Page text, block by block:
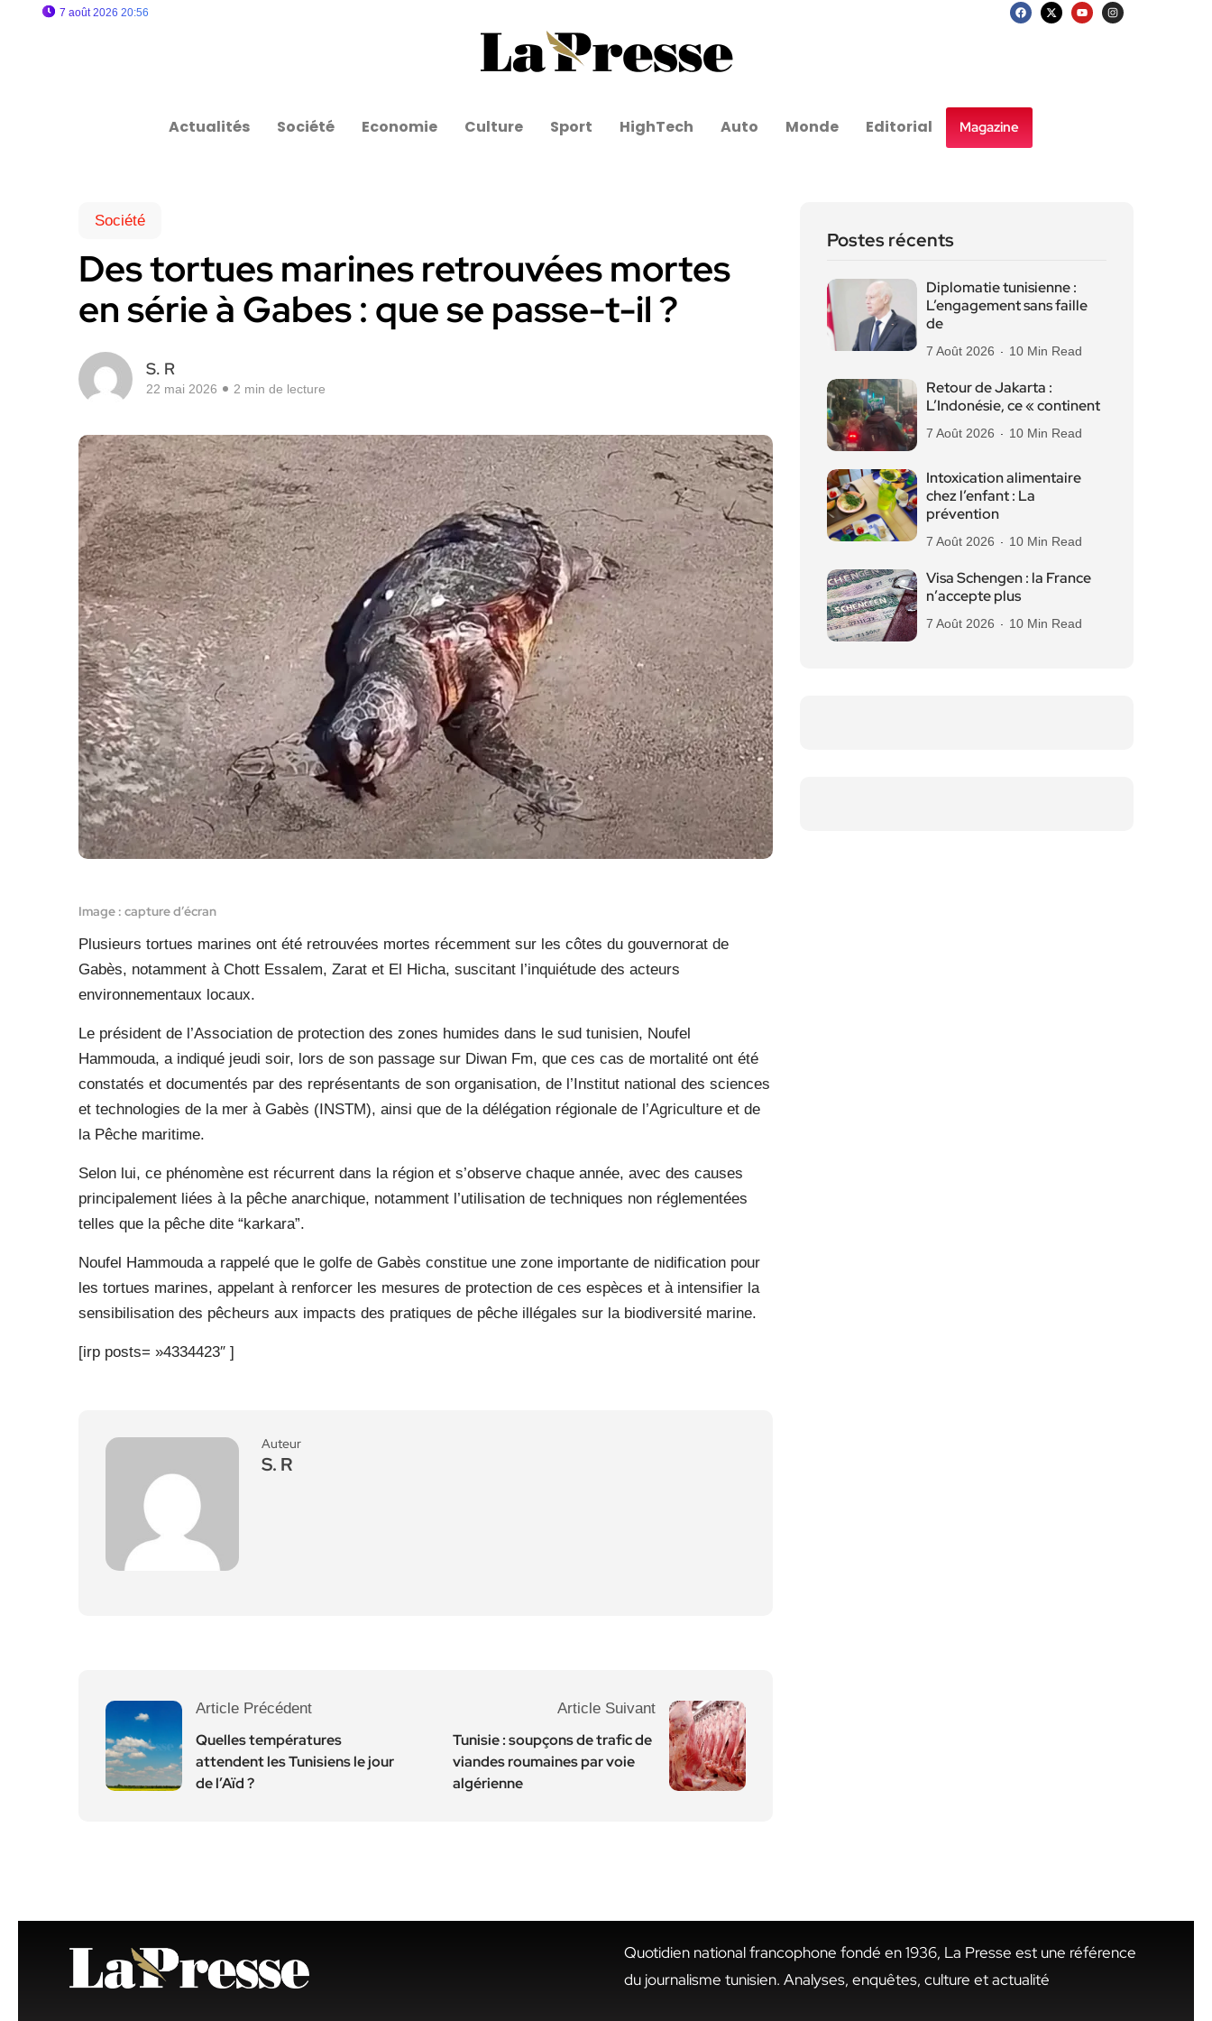
7 août 2026 20:56
Actualités Société Economie Culture Sport HighTech Auto Monde Editorial Magazine
Société
Des tortues marines retrouvées mortes
en série à Gabes : que se passe-t-il ?
S. R
22 mai 2026 2 min de lecture
Image : capture d’écran
Plusieurs tortues marines ont été retrouvées mortes récemment sur les côtes du gouvernorat de
Gabès, notamment à Chott Essalem, Zarat et El Hicha, suscitant l’inquiétude des acteurs
environnementaux locaux.
Le président de l’Association de protection des zones humides dans le sud tunisien, Noufel
Hammouda, a indiqué jeudi soir, lors de son passage sur Diwan Fm, que ces cas de mortalité ont été
constatés et documentés par des représentants de son organisation, de l’Institut national des sciences
et technologies de la mer à Gabès (INSTM), ainsi que de la délégation régionale de l’Agriculture et de
la Pêche maritime.
Selon lui, ce phénomène est récurrent dans la région et s’observe chaque année, avec des causes
principalement liées à la pêche anarchique, notamment l’utilisation de techniques non réglementées
telles que la pêche dite “karkara”.
Noufel Hammouda a rappelé que le golfe de Gabès constitue une zone importante de nidification pour
les tortues marines, appelant à renforcer les mesures de protection de ces espèces et à intensifier la
sensibilisation des pêcheurs aux impacts des pratiques de pêche illégales sur la biodiversité marine.
[irp posts= »4334423″ ]
Auteur
S. R
Article Précédent
Quelles températures
attendent les Tunisiens le jour
de l’Aïd ?
Article Suivant
Tunisie : soupçons de trafic de
viandes roumaines par voie
algérienne
Postes récents
Diplomatie tunisienne :
L’engagement sans faille
de
7 Août 2026 10 Min Read
Retour de Jakarta :
L’Indonésie, ce « continent
7 Août 2026 10 Min Read
Intoxication alimentaire
chez l’enfant : La
prévention
7 Août 2026 10 Min Read
Visa Schengen : la France
n’accepte plus
7 Août 2026 10 Min Read
Quotidien national francophone fondé en 1936, La Presse est une référence
du journalisme tunisien. Analyses, enquêtes, culture et actualité